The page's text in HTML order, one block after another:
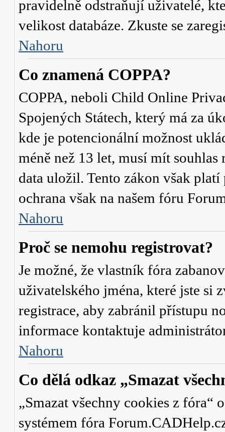
pravidelně odstraňují uživatelé,
velikost databáze. Zkuste se
Nahoru
Co znamená COPPA?
COPPA, neboli Child Online
Spojených Státech, který má za
kde je potencionální možnost
méně než 13 let, musí mít
data uložil. Tento zákon však
ochrana však na našem fóru
Nahoru
Proč se nemohu registrovat?
Je možné, že vlastník fóra
uživatelského jména, které jste
registrace, aby zabránil přístupu
informace kontaktuje
Nahoru
Co dělá odkaz „Smazat
„Smazat všechny cookies z fóra“
systémem fóra